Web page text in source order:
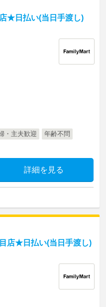
★日払い(当日手渡し)
・主夫歓迎
年齢不問
詳細を見る
店★日払い(当日手渡し)